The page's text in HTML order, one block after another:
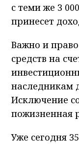
с теми же 3
принесет
Важно и
средств на
наследникам
Исключение
пожизненная
Уже сегодня